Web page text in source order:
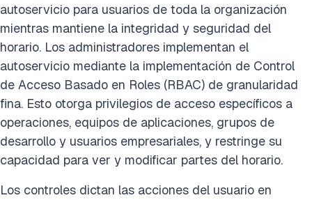
autoservicio para usuarios de toda la organización
mientras mantiene la integridad y seguridad del
horario. Los administradores implementan el
autoservicio mediante la implementación de Control
de Acceso Basado en Roles (RBAC) de granularidad
fina. Esto otorga privilegios de acceso específicos a
operaciones, equipos de aplicaciones, grupos de
desarrollo y usuarios empresariales, y restringe su
capacidad para ver y modificar partes del horario.
Los controles dictan las acciones del usuario en